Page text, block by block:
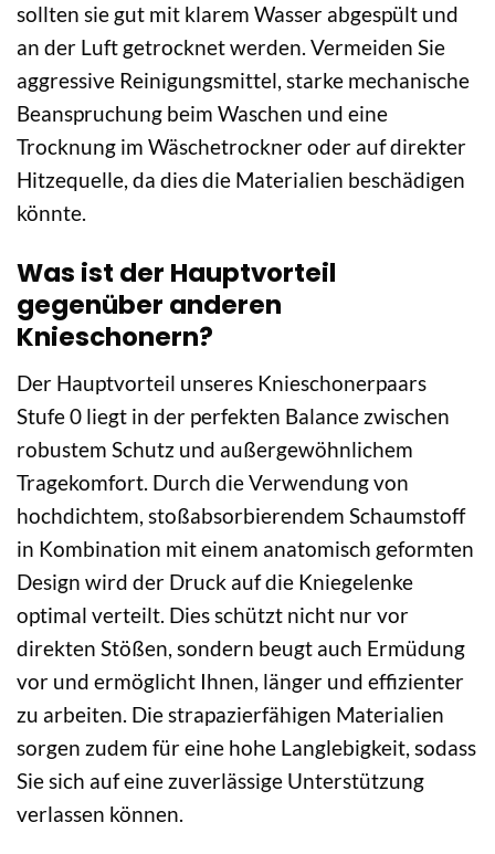
sollten sie gut mit klarem Wasser abgespült und
an der Luft getrocknet werden. Vermeiden Sie
aggressive Reinigungsmittel, starke mechanische
Beanspruchung beim Waschen und eine
Trocknung im Wäschetrockner oder auf direkter
Hitzequelle, da dies die Materialien beschädigen
könnte.
Was ist der Hauptvorteil
gegenüber anderen
Knieschonern?
Der Hauptvorteil unseres Knieschonerpaars
Stufe 0 liegt in der perfekten Balance zwischen
robustem Schutz und außergewöhnlichem
Tragekomfort. Durch die Verwendung von
hochdichtem, stoßabsorbierendem Schaumstoff
in Kombination mit einem anatomisch geformten
Design wird der Druck auf die Kniegelenke
optimal verteilt. Dies schützt nicht nur vor
direkten Stößen, sondern beugt auch Ermüdung
vor und ermöglicht Ihnen, länger und effizienter
zu arbeiten. Die strapazierfähigen Materialien
sorgen zudem für eine hohe Langlebigkeit, sodass
Sie sich auf eine zuverlässige Unterstützung
verlassen können.